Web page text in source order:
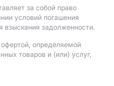
за собой право
условий погашения
взыскания задолженности.
определяемой
товаров и (или) услуг,